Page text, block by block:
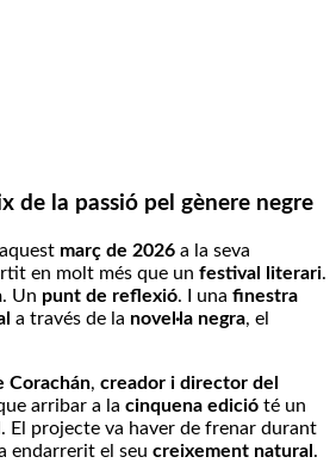
de la passió pel gènere negre
març de 2026 a la seva
en molt més que un festival literari.
. Un punt de reflexió. I una finestra
a través de la novel·la negra, el
Corachán, creador i director del
arribar a la cinquena edició té un
. El projecte va haver de frenar durant
endarrerit el seu creixement natural .